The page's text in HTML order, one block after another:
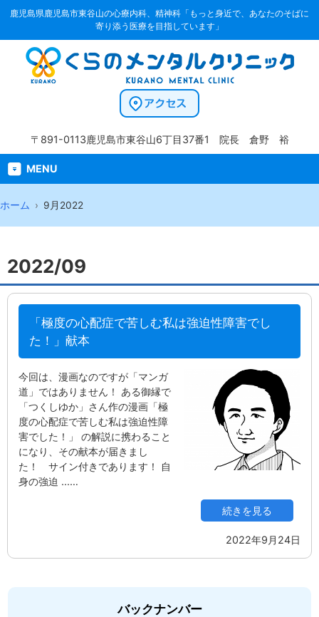
鹿児島県鹿児島市東谷山の心療内科、精神科「もっと身近で、あなたのそばに
寄り添う医療を目指しています」
〒891-0113鹿児島市東谷山6丁目37番1 院長 倉野 裕
MENU
ホーム 9月2022
2022/09
「極度の心配症で苦しむ私は強迫性障害でし
た！」献本
今回は、漫画なのですが「マンガ
道」ではありません！ ある御縁で
「つくしゆか」さん作の漫画「極
度の心配症で苦しむ私は強迫性障
害でした！」 の解説に携わること
になり、その献本が届きまし
た！ サイン付きであります！ 自
身の強迫 ...…
続きを見る
2022年9月24日
バックナンバー